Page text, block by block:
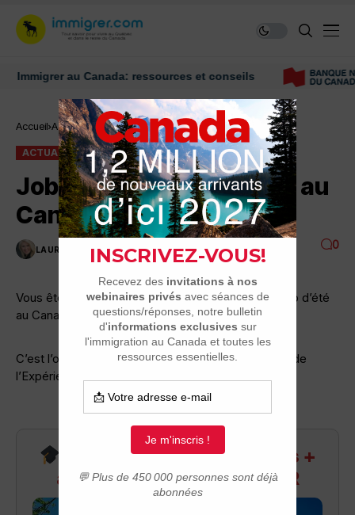
au Canada: ressources et conseils
Accueil Actualité Job d’été pour étudiants au Canada
ACTUALITÉ
Job d’été pour étudiants au
Canada
LAURENCE NADEAU 1 MINUTES DE LECTURE 3.1K VUES 0
Vous êtes étudiant et vous êtes intéressé par un job d’été
au Canada?
C’est l’occasion rêvée avec la catégorie Job d’été de
l’Expérience internationale Canada.
Recevez infos exclusives +
accès aux webinaires Q&R